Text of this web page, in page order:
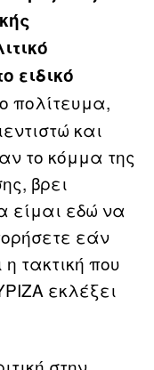
ειδικό
πολίτευμα,
και
το κόμμα της
βρει
είμαι εδώ να
εάν
τακτική που
εκλέξει